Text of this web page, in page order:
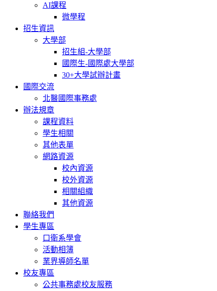
AI課程
微學程
招生資訊
大學部
招生組-大學部
國際生-國際處大學部
30+大學試辦計畫
國際交流
北醫國際事務處
辦法規章
課程資料
學生相關
其他表單
網路資源
校內資源
校外資源
相關組織
其他資源
聯絡我們
學生專區
口衛系學會
活動相簿
業界導師名單
校友專區
公共事務處校友服務